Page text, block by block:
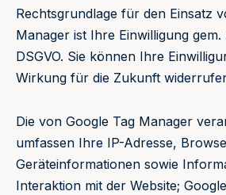
Rechtsgrundlage für den Einsatz
Manager ist Ihre Einwilligung
DSGVO. Sie können Ihre
Wirkung für die Zukunft
Die von Google Tag Manager
umfassen Ihre IP-Adresse,
Geräteinformationen sowie
Interaktion mit der Website;